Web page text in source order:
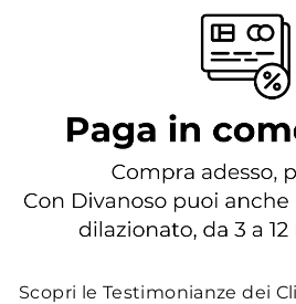
Scopri le Testimonianze dei